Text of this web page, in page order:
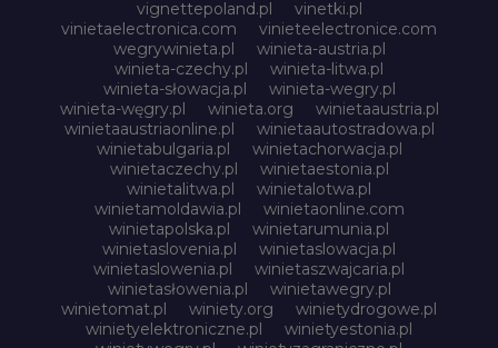
vignettepoland.pl
vinetki.pl
vinietaelectronica.com
vinieteelectronice.com
wegrywinieta.pl
winieta-austria.pl
winieta-czechy.pl
winieta-litwa.pl
winieta-słowacja.pl
winieta-wegry.pl
winieta-węgry.pl
winieta.org
winietaaustria.pl
winietaaustriaonline.pl
winietaautostradowa.pl
winietabulgaria.pl
winietachorwacja.pl
winietaczechy.pl
winietaestonia.pl
winietalitwa.pl
winietalotwa.pl
winietamoldawia.pl
winietaonline.com
winietapolska.pl
winietarumunia.pl
winietaslovenia.pl
winietaslowacja.pl
winietaslowenia.pl
winietaszwajcaria.pl
winietasłowenia.pl
winietawegry.pl
winietomat.pl
winiety.org
winietydrogowe.pl
winietyelektroniczne.pl
winietyestonia.pl